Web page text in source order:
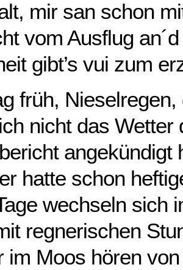
mir san schon
vom Ausflug
gibt’s vui zum
früh,
nicht das Wetter
angekündigt
hatte schon
wechseln sich
regnerischen
im Moos hören